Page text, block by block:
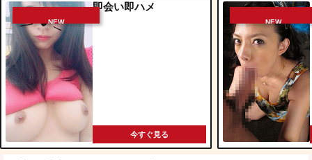
NEW
即会い即ハメ
今すぐ見る
NEW